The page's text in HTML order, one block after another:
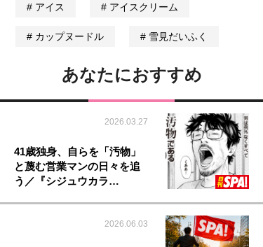
アイス アイスクリーム
カップヌードル 雪見だいふく
あなたにおすすめ
2026.03.27
41歳独身、自らを「汚物」
と蔑む営業マンの日々を追
う／『シジュウカラ…
2026.06.03